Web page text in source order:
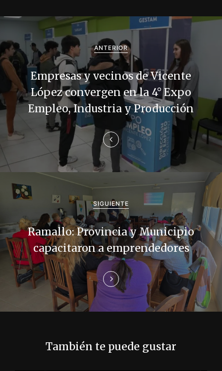
N
a
v
g
a
i
d
e
t
ANTERIOR
Empresas y vecinos de Vicente
López convergen en la 4° Expo
Empleo, Industria y Producción
SIGUIENTE
Ramallo: Provincia y Municipio
capacitaron a emprendedores
También te puede gustar